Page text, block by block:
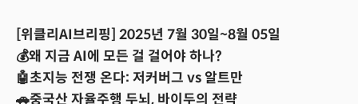
[위클리AI브리핑] 2025년 7월 30일~8월 05일
💰왜 지금 AI에 모든 걸 걸어야 하나?
🤖초지능 전쟁 온다: 저커버그 vs 알트만
🚗중국산 자율주행 두뇌, 바이두의 전략